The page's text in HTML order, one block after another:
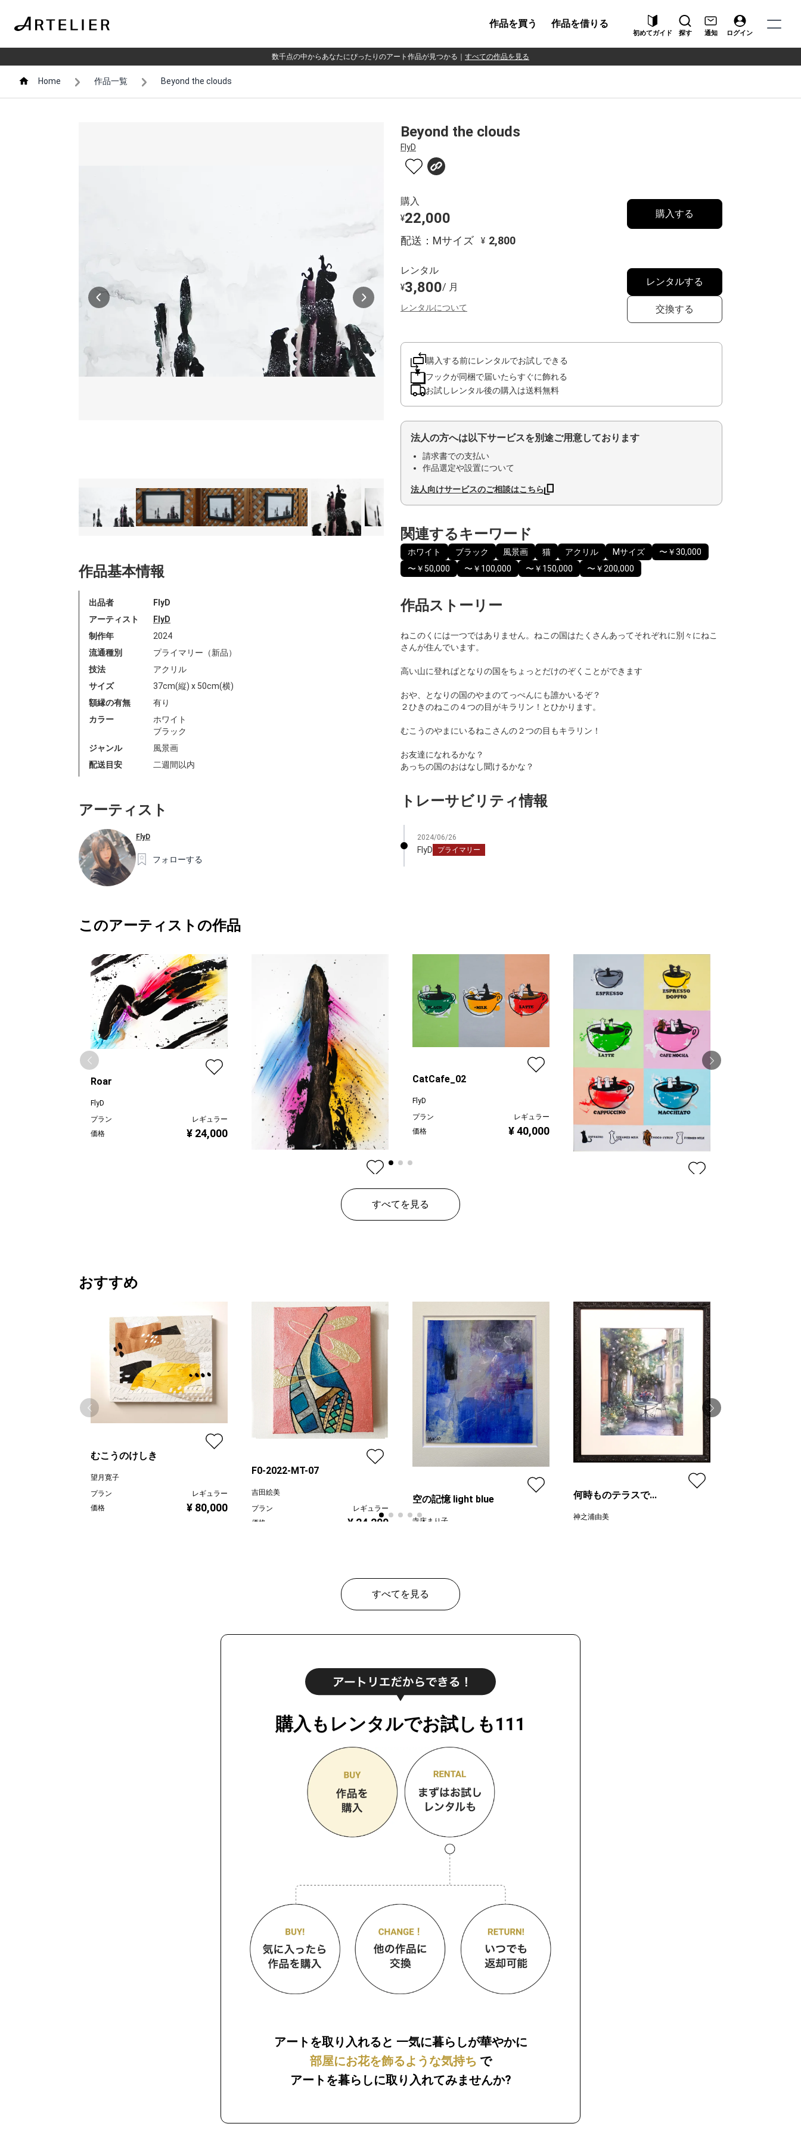
作品を買う 作品を借りる
初めてガイド 探す 通知 ログイン
数千点の中からあなたにぴったりのアート作品が見つかる すべての作品を見る
Home 作品一覧 Beyond the clouds
作品基本情報
出品者
FlyD
アーティスト
FlyD
制作年
2024
流通種別
プライマリー（新品）
技法
アクリル
サイズ
37cm(縦) x 50cm(横)
額縁の有無
有り
カラー
ホワイト
ブラック
ジャンル
風景画
配送目安
二週間以内
アーティスト
FlyD
フォローする
Beyond the clouds
FlyD
購入
¥22,000
配送：Mサイズ ¥ 2,800
購入する
レンタル
¥3,800/ 月
レンタルについて
レンタルする
交換する
購入する前にレンタルでお試しできる
フックが同梱で届いたらすぐに飾れる
お試しレンタル後の購入は送料無料
法人の方へは以下サービスを別途ご用意しております
請求書での支払い
作品選定や設置について
法人向けサービスのご相談はこちら
関連するキーワード
ホワイト ブラック 風景画 猫 アクリル Mサイズ
〜￥30,000
〜￥50,000
〜￥100,000 〜￥150,000 〜￥200,000
作品ストーリー
ねこのくには一つではありません。ねこの国はたくさんあってそれぞれに別々にねこ
さんが住んでいます。
高い山に登ればとなりの国をちょっとだけのぞくことができます
おや、となりの国のやまのてっぺんにも誰かいるぞ？
２ひきのねこの４つの目がキラリン！とひかります。
むこうのやまにいるねこさんの２つの目もキラリン！
お友達になれるかな？
あっちの国のおはなし聞けるかな？
トレーサビリティ情報
2024/06/26
FlyD プライマリー
このアーティストの作品
Roar
FlyD
プラン
レギュラー
価格
¥ 24,000
レギュラー
CatCafe_02
FlyD
プラン
レギュラー
価格
¥ 40,000
すべてを見る
おすすめ
むこうのけしき
望月寛子
プラン
レギュラー
価格
¥ 80,000
F0-2022-MT-07
吉田絵美
プラン
レギュラー
価格
¥ 24,200
空の記憶 light blue
寺床まり子
何時ものテラスで...
神之浦由美
すべてを見る
購入もレンタルでお試しも111
アートを取り入れると 一気に暮らしが華やかに
部屋にお花を飾るような気持ち で
アートを暮らしに取り入れてみませんか?